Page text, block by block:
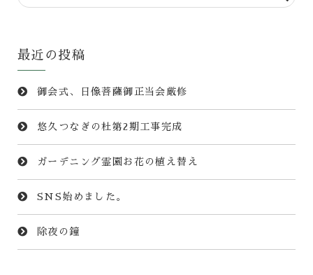
最近の投稿
御会式、日像菩薩御正当会厳修
悠久つなぎの杜第2期工事完成
ガーデニング霊園お花の植え替え
SNS始めました。
除夜の鐘